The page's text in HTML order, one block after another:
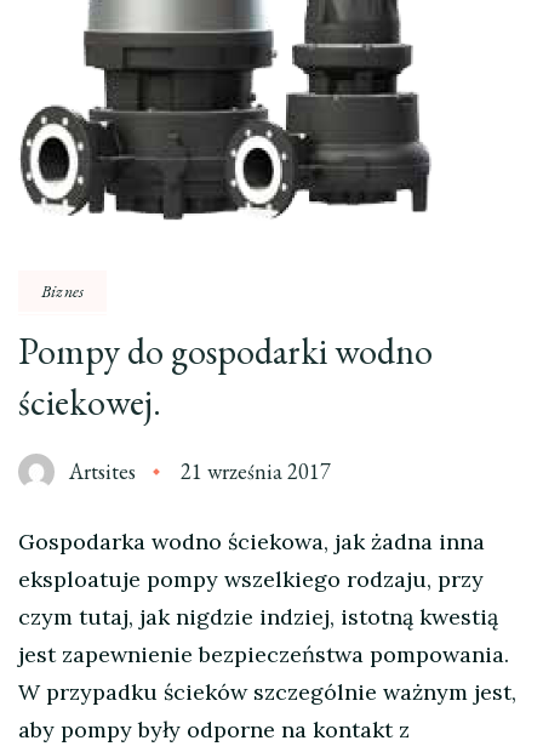
Biznes
Pompy do gospodarki wodno
ściekowej.
Artsites 21 września 2017
Gospodarka wodno ściekowa, jak żadna inna
eksploatuje pompy wszelkiego rodzaju, przy
czym tutaj, jak nigdzie indziej, istotną kwestią
jest zapewnienie bezpieczeństwa pompowania.
W przypadku ścieków szczególnie ważnym jest,
aby pompy były odporne na kontakt z